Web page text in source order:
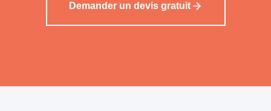
Demander un devis gratuit